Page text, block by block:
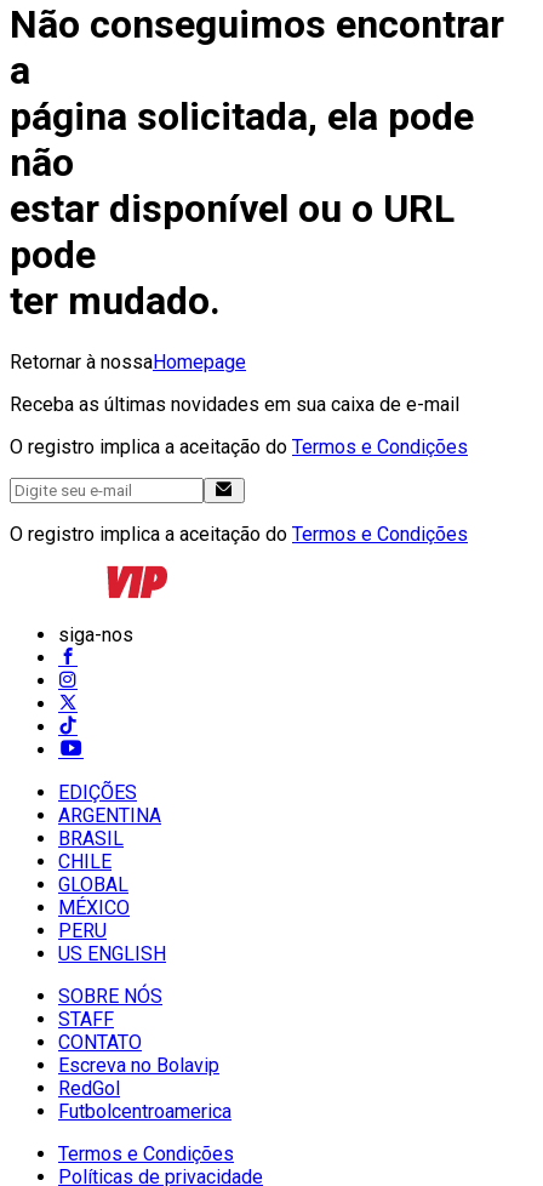
Não conseguimos encontrar
a
página solicitada, ela pode
não
estar disponível ou o URL
pode
ter mudado.
Retornar à nossaHomepage
Receba as últimas novidades em sua caixa de e-mail
O registro implica a aceitação do Termos e Condições
O registro implica a aceitação do Termos e Condições
siga-nos
EDIÇÕES
ARGENTINA
BRASIL
CHILE
GLOBAL
MÉXICO
PERU
US ENGLISH
SOBRE NÓS
STAFF
CONTATO
Escreva no Bolavip
RedGol
Futbolcentroamerica
Termos e Condições
Políticas de privacidade